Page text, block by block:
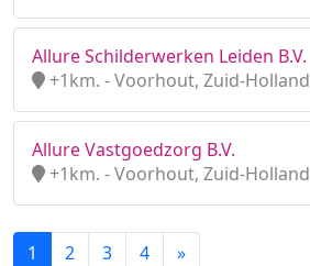
Allure Schilderwerken Leiden B.V.
+1km. - Voorhout, Zuid-Holland
Allure Vastgoedzorg B.V.
+1km. - Voorhout, Zuid-Holland
1 2 3 4 »